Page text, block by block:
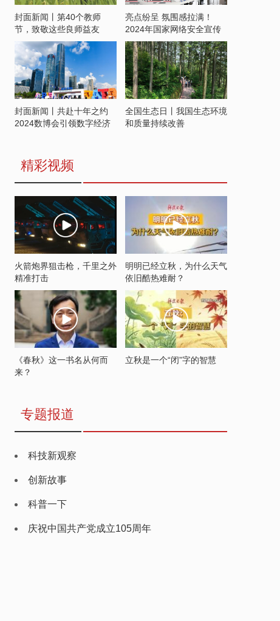
封面新闻丨第40个教师
节，致敬这些良师益友
亮点纷呈 氛围感拉满！
2024年国家网络安全宣传
周开启
封面新闻丨共赴十年之约
2024数博会引领数字经济
全国生态日丨我国生态环境
和质量持续改善
精彩视频
火箭炮界狙击枪，千里之外
精准打击
明明已经立秋，为什么天气
依旧酷热难耐？
《春秋》这一书名从何而
来？
立秋是一个“闭”字的智慧
专题报道
科技新观察
创新故事
科普一下
庆祝中国共产党成立105周年